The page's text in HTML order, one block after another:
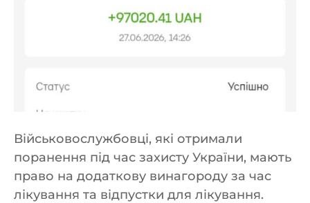
Військовослужбовці, які отримали
поранення під час захисту України, мають
право на додаткову винагороду за час
лікування та відпустки для лікування.